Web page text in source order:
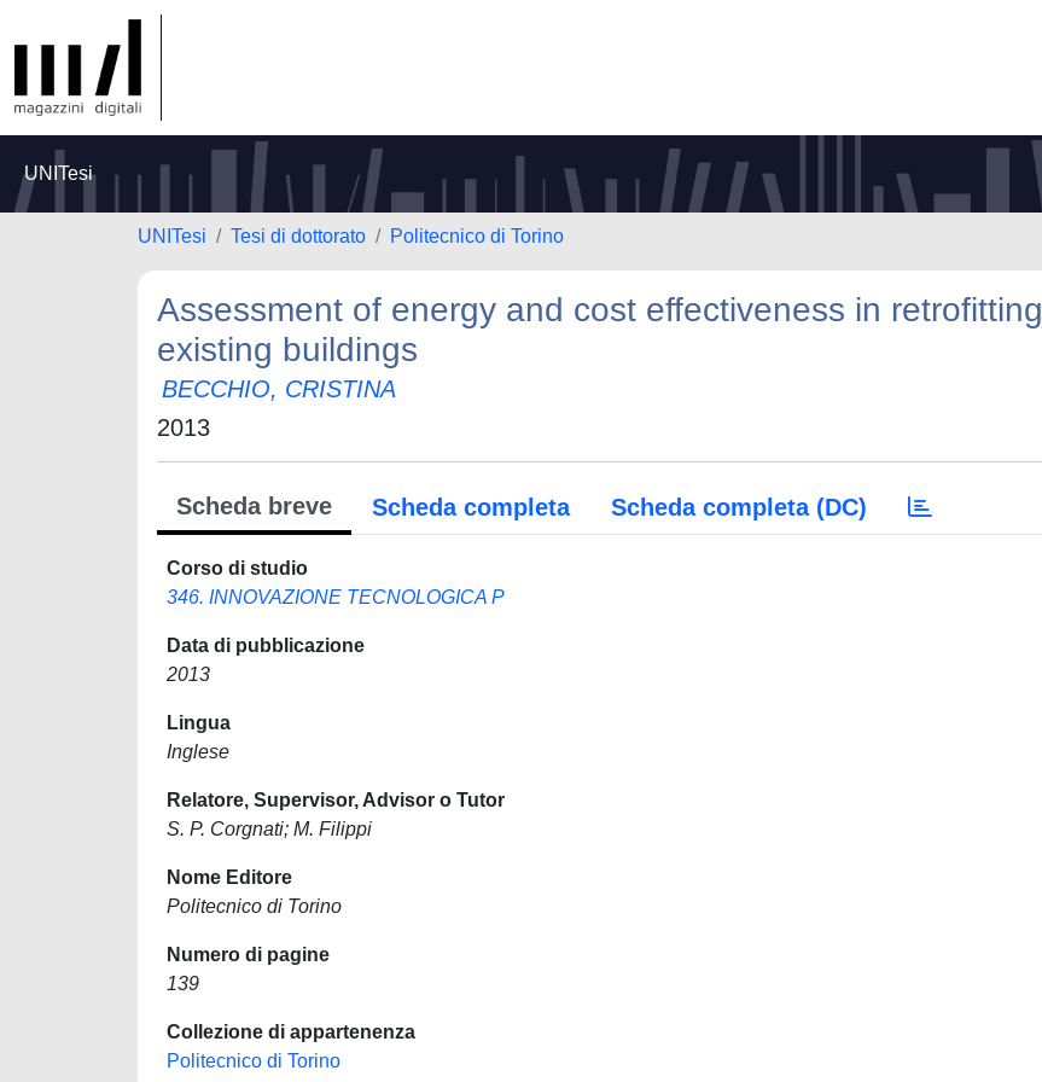
UNITesi
UNITesi Tesi di dottorato Politecnico di Torino
Assessment of energy and cost effectiveness in retrofitting
existing buildings
BECCHIO, CRISTINA
2013
Scheda breve Scheda completa Scheda completa (DC)
Corso di studio
346. INNOVAZIONE TECNOLOGICA P
Data di pubblicazione
2013
Lingua
Inglese
Relatore, Supervisor, Advisor o Tutor
S. P. Corgnati; M. Filippi
Nome Editore
Politecnico di Torino
Numero di pagine
139
Collezione di appartenenza
Politecnico di Torino